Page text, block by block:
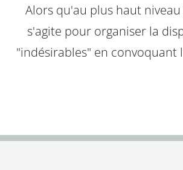
Alors qu'au plus haut
s'agite pour organiser la
"indésirables" en convoquant